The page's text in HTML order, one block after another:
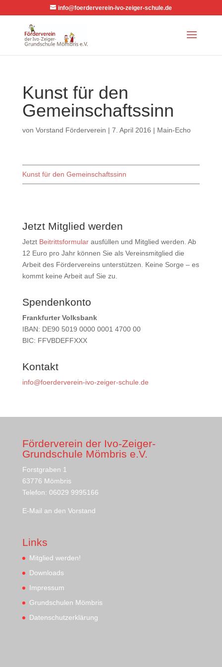
info@foerderverein-ivo-zeiger-schule.de
Kunst für den
Gemeinschaftssinn
von Vorstand Förderverein | 7. April 2016 | Main-Echo
Kunst für den Gemeinschaftssinn
Jetzt Mitglied werden
Jetzt Beitrittsformularausfüllen und Mitglied werden. Ab
12 Euro pro Jahr können Sie als Vereinsmitglied die
Arbeit des Fördervereins unterstützen. Keine Sorge – es
kommt keine Arbeit auf Sie zu.
Spendenkonto
Frankfurter Volksbank
IBAN: DE90 5019 0000 0001 4700 00
BIC: FFVBDEFFXXX
Kontakt
info@foerderverein-ivo-zeiger-schule.de
Förderverein der Ivo-Zeiger-
Grundschule Mömbris e.V.
Forstgraben 1
63776 Mömbris
Telefon: 06029 9995166
E-Mail an den Vorstand
Links
Mitglied werden!
Downloads
Impressum
Grundschulen Mömbris
Datenschutzerklärung